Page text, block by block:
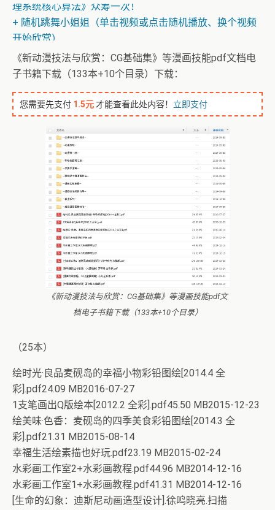
理系统核心算法》众筹一次！
+ 随机跳舞小姐姐（单击视频或点击随机播放、换个视频
开始欣赏）
+ 恭喜IP为180.201.1.217的网友为电子书籍《动力电池管
理系统核心算法》众筹一次！
《新动漫技法与欣赏：CG基础集》等漫画技能pdf文档电
子书籍下载（133本+10个目录）下载：
您需要先支付 1.5元 才能查看此处内容！ 立即支付
《新动漫技法与欣赏：CG基础集》等漫画技能pdf文
档电子书籍下载（133本+10个目录）
（25本）
绘时光·良品麦砚岛的幸福小物彩铅图绘[2014.4 全
彩].pdf24.09 MB2016-07-27
1支笔画出Q版绘本[2012.2 全彩].pdf45.50 MB2015-12-23
绘美味·色香：麦砚岛的四季美食彩铅图绘[2014.3 全
彩].pdf21.31 MB2015-08-14
幸福生活绘素描也好玩.pdf23.19 MB2015-02-24
水彩画工作室2+水彩画教程.pdf44.96 MB2014-12-16
水彩画工作室1+水彩画教程.pdf41.31 MB2014-12-16
[生命的幻象：迪斯尼动画造型设计].徐鸣晓亮.扫描